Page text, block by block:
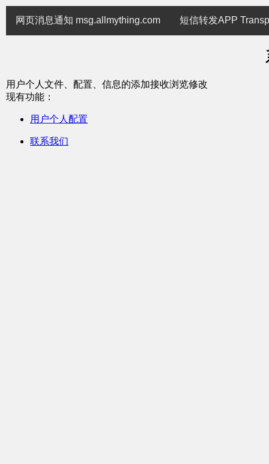
网页消息通知 msg.allmything.com 短信转发APP
用户个人文件、配置、信息的添加接收浏览修改
现有功能：
用户个人配置
联系我们